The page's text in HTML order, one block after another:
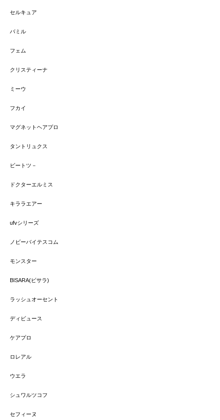
セルキュア
バミル
フェム
クリスティーナ
ミーウ
フカイ
マグネットヘアプロ
タントリュクス
ビートツ－
ドクターエルミス
キララエアー
ufvシリーズ
ノビーバイテスコム
モンスター
BISARA(ビサラ)
ラッシュオーセント
ディビュース
ケアプロ
ロレアル
ウエラ
シュワルツコフ
セフィーヌ